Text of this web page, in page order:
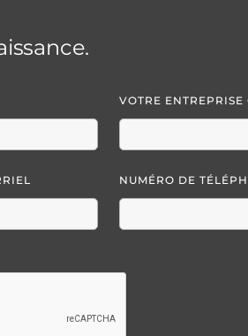
VOTRE ENTREPRISE
NUMÉRO DE